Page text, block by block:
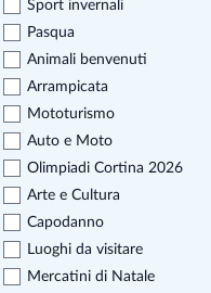
Sport invernali
Pasqua
Animali benvenuti
Arrampicata
Mototurismo
Auto e Moto
Olimpiadi Cortina 2026
Arte e Cultura
Capodanno
Luoghi da visitare
Mercatini di Natale